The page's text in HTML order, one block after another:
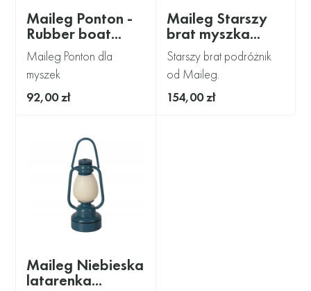
Maileg Ponton -
Rubber boat...
Maileg Ponton dla
myszek
92,00 zł
Maileg Starszy
brat myszka...
Starszy brat podróżnik
od Maileg.
154,00 zł
Maileg Niebieska
latarenka...